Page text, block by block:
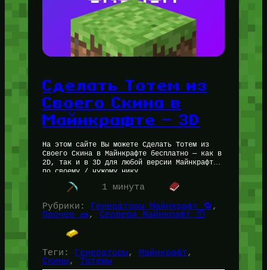
Сделать Тотем из
Своего Скина в
Майнкрафте — 3D
На этом сайте Вы можете Сделать Тотем из
Своего Скина в Майнкрафте бесплатно — как в
2D, так и в 3D для любой версии Майнкрафт
по своему / чужому нику.…
1 минута
Рубрики:
Генераторы Майнкрафт 🔁
Прочее 🧱, Сервера Майнкрафт 🛜
Теги: Генераторы, Майнкрафт
Скины, Тотемы